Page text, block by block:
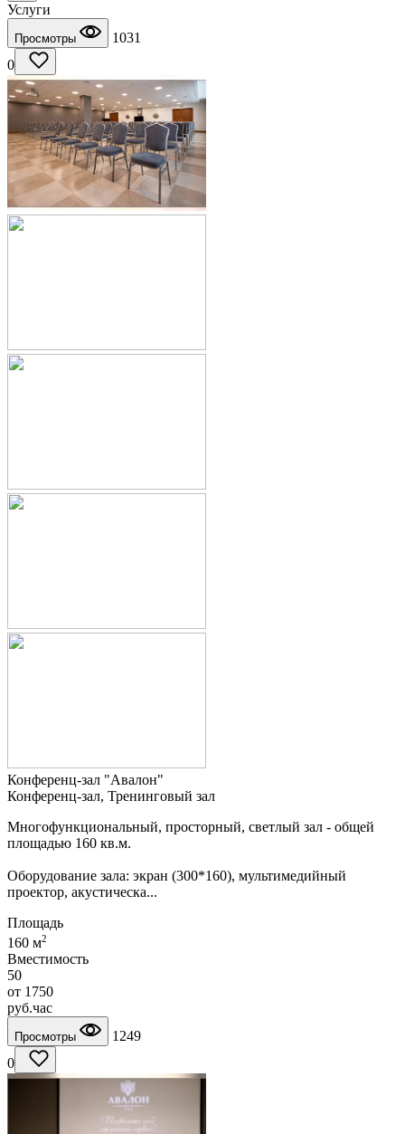
Услуги
Просмотры
1031
0
Конференц-зал "Авалон"
Конференц-зал, Тренинговый зал
Многофункциональный, просторный, светлый зал - общей
площадью 160 кв.м.
Оборудование зала: экран (300*160), мультимедийный
проектор, акустическа...
Площадь
160 м2
Вместимость
50
от 1750
руб.час
Просмотры
1249
0